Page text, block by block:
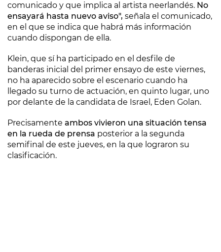
comunicado y que implica al artista neerlandés. No
ensayará hasta nuevo aviso", señala el comunicado,
en el que se indica que habrá más información
cuando dispongan de ella.
Klein, que sí ha participado en el desfile de
banderas inicial del primer ensayo de este viernes,
no ha aparecido sobre el escenario cuando ha
llegado su turno de actuación, en quinto lugar, uno
por delante de la candidata de Israel, Eden Golan.
Precisamente ambos vivieron una situación tensa
en la rueda de prensa posterior a la segunda
semifinal de este jueves, en la que lograron su
clasificación.